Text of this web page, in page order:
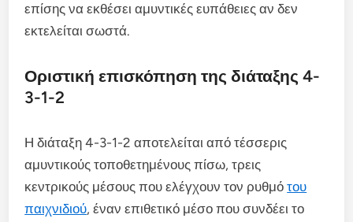
επίσης να εκθέσει αμυντικές ευπάθειες αν δεν
εκτελείται σωστά.
Οριστική επισκόπηση της διάταξης 4-
3-1-2
Η διάταξη 4-3-1-2 αποτελείται από τέσσερις
αμυντικούς τοποθετημένους πίσω, τρεις
κεντρικούς μέσους που ελέγχουν τον ρυθμότου
παιχνιδιού, έναν επιθετικό μέσο που συνδέει το